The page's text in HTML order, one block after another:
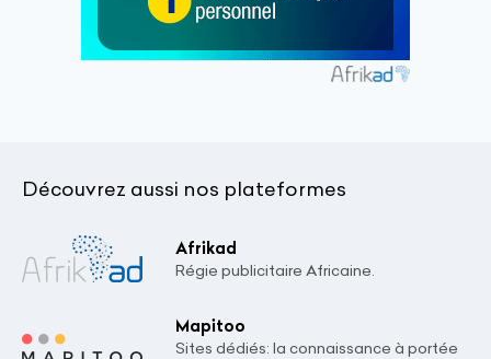
Découvrez aussi nos plateformes
Afrikad
Régie publicitaire Africaine.
Mapitoo
Sites dédiés: la connaissance à portée